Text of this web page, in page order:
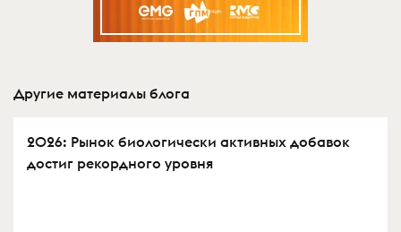
Другие материалы блога
2026: Рынок биологически активных добавок
достиг рекордного уровня